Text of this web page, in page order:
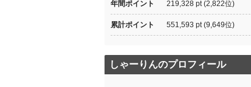
年間ポイント 219,328 pt (2,822位)
累計ポイント 551,593 pt (9,649位)
しゃーりんのプロフィール